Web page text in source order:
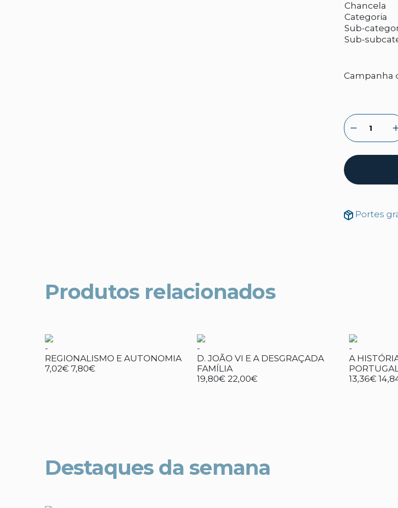
Chancela
Categoria
Sub-
Sub-
Campanha
Portes
Produtos relacionados
-
REGIONALISMO E AUTONOMIA
7,02€ 7,80€
-
D. JOÃO VI E A DESGRAÇADA
FAMÍLIA
19,80€ 22,00€
-
A
13,36€
Destaques da semana